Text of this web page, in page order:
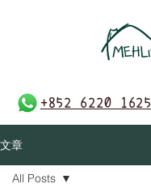
+852 6220 1625
文章
All Posts